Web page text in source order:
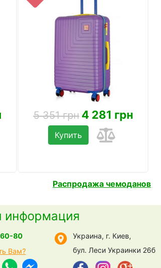
5 351 грн 4 281 грн
Купить
Распродажа чемоданов
информация
80
Вам?
Украина, г. Киев,
бул. Леси Украинки 26б